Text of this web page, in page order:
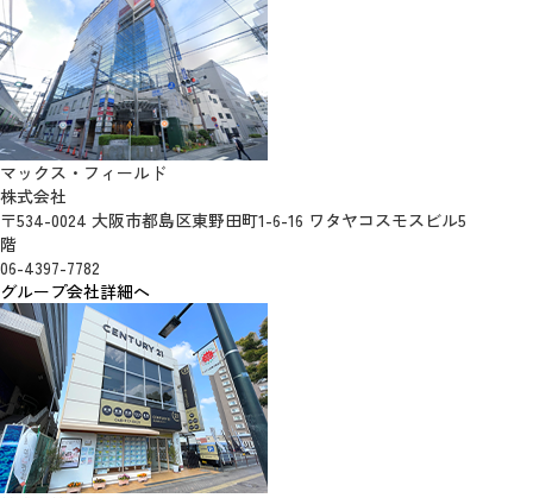
マックス・フィールド
株式会社
〒534-0024 大阪市都島区東野田町1-6-16 ワタヤコスモスビル5
階
06-4397-7782
グループ会社詳細へ